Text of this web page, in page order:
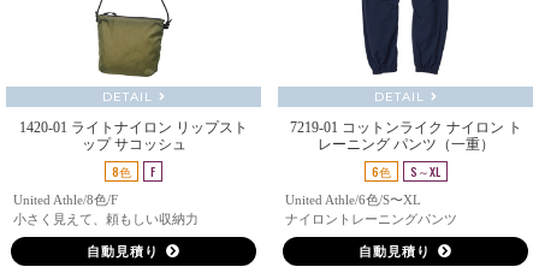
DETAIL
1420-01 ライトナイロン リップスト
ップ サコッシュ
8色 F
United Athle/8色/F
小さく見えて、頼もしい収納力
自動見積り
DETAIL
7219-01 コットンライク ナイロン ト
レーニング パンツ（一重）
6色 S～XL
United Athle/6色/S〜XL
ナイロントレーニングパンツ
自動見積り